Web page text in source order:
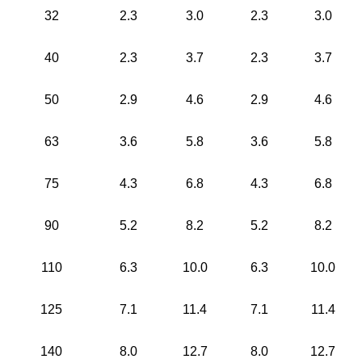
32 2.3 3.0 2.3 3.0
40 2.3 3.7 2.3 3.7
50 2.9 4.6 2.9 4.6
63 3.6 5.8 3.6 5.8
75 4.3 6.8 4.3 6.8
90 5.2 8.2 5.2 8.2
110 6.3 10.0 6.3 10.0
125 7.1 11.4 7.1 11.4
140 8.0 12.7 8.0 12.7